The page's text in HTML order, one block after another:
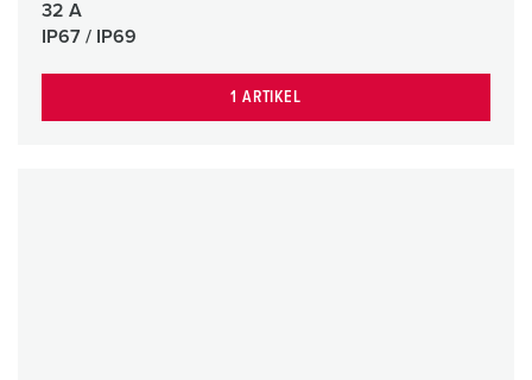
32 A
IP67 / IP69
1 ARTIKEL